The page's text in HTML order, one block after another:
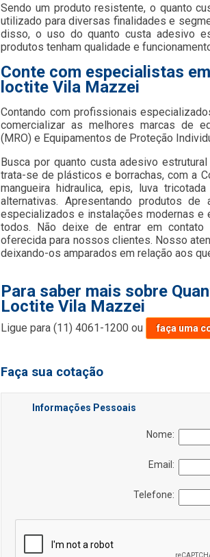
Sendo um produto resistente, o quanto
utilizado para diversas finalidades e
disso, o uso do quanto custa adesivo
produtos tenham qualidade e
Conte com especialistas
loctite Vila Mazzei
Contando com profissionais
comercializar as melhores marcas de
(MRO) e Equipamentos de Proteção
Busca por quanto custa adesivo
trata-se de plásticos e borrachas, com a
mangueira hidraulica, epis, luva
alternativas. Apresentando produtos
especializados e instalações modernas e
todos. Não deixe de entrar em
oferecida para nossos clientes. Nosso
deixando-os amparados em relação aos
Para saber mais sobre
Loctite Vila Mazzei
Ligue para(11) 4061-1200 ou faça uma
Faça sua cotação
Informações Pessoais
Nome:
Email:
Telefone: